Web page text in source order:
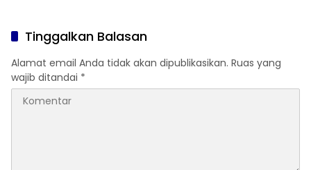
Tinggalkan Balasan
Alamat email Anda tidak akan dipublikasikan. Ruas yang
wajib ditandai *